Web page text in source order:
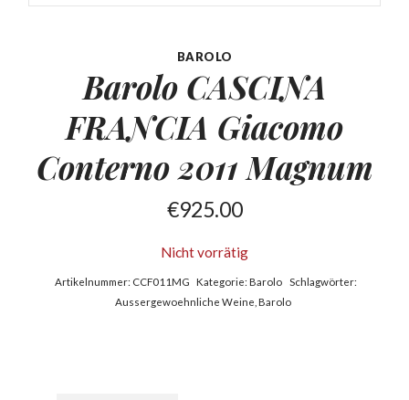
BAROLO
Barolo CASCINA
FRANCIA Giacomo
Conterno 2011 Magnum
€925.00
Nicht vorrätig
Artikelnummer: CCF011MG Kategorie:Barolo
Schlagwörter:
Aussergewoehnliche Weine ,Barolo